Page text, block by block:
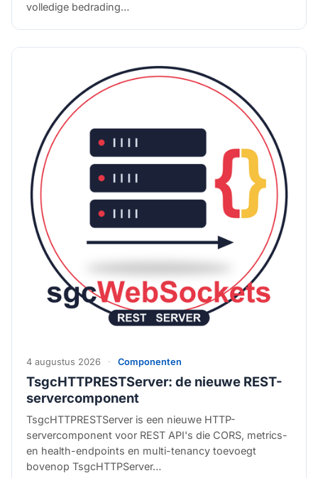
volledige bedrading…
4 augustus 2026 · Componenten
TsgcHTTPRESTServer: de nieuwe REST-
servercomponent
TsgcHTTPRESTServer is een nieuwe HTTP-
servercomponent voor REST API's die CORS, metrics-
en health-endpoints en multi-tenancy toevoegt
bovenop TsgcHTTPServer…